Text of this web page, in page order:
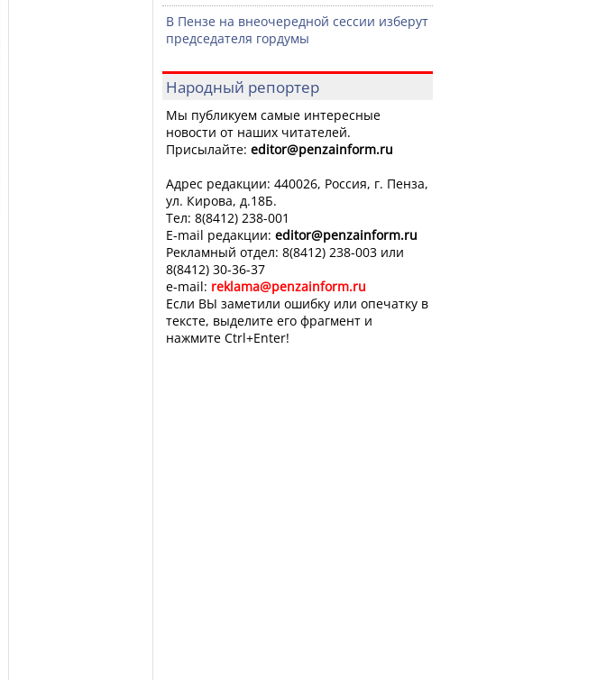
В Пензе на внеочередной сессии изберут
председателя гордумы
Народный репортер
Мы публикуем самые интересные
новости от наших читателей.
Присылайте: editor@penzainform.ru
Адрес редакции: 440026, Россия, г. Пенза,
ул. Кирова, д.18Б.
Тел: 8(8412) 238-001
E-mail редакции: editor@penzainform.ru
Рекламный отдел: 8(8412) 238-003 или
8(8412) 30-36-37
e-mail: reklama@penzainform.ru
Если ВЫ заметили ошибку или опечатку в
тексте, выделите его фрагмент и
нажмите Ctrl+Enter!